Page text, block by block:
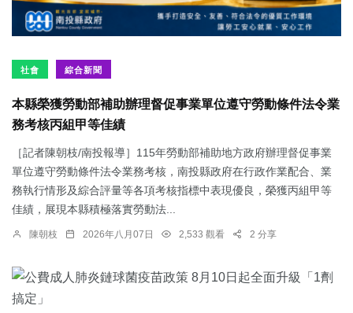
社會 綜合新聞
本縣榮獲勞動部補助辦理督促事業單位遵守勞動條件法令業
務考核丙組甲等佳績
［記者陳朝枝/南投報導］115年勞動部補助地方政府辦理督促事業
單位遵守勞動條件法令業務考核，南投縣政府在行政作業配合、業
務執行情形及綜合評量等各項考核指標中表現優良，榮獲丙組甲等
佳績，展現本縣積極落實勞動法...
陳朝枝 2026年八月07日 2,533 觀看 2 分享